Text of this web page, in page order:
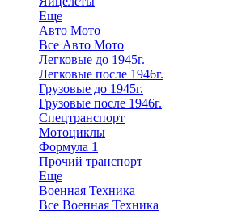
Еще
Авто Мото
Все Авто Мото
Легковые до 1945г.
Легковые после 1946г.
Грузовые до 1945г.
Грузовые после 1946г.
Спецтранспорт
Мотоциклы
Формула 1
Прочий транспорт
Еще
Военная Техника
Все Военная Техника